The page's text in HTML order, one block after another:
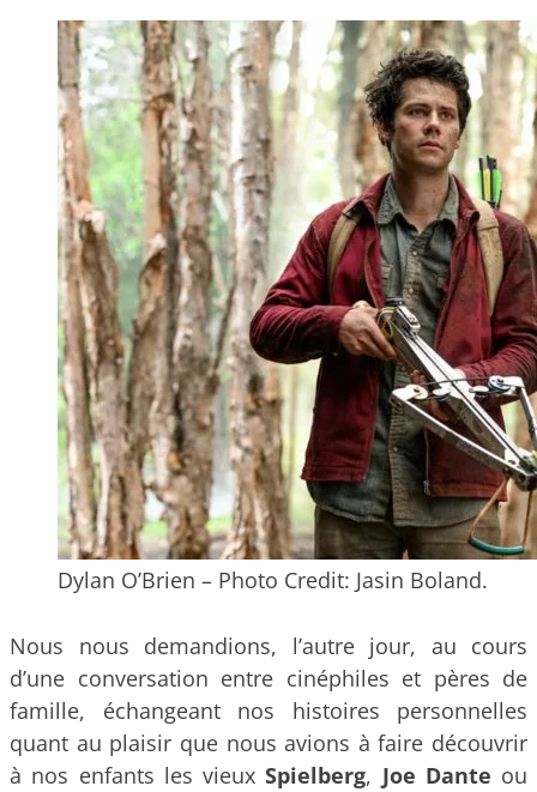
Dylan O’Brien – Photo Credit: Jasin Boland.
Nous nous demandions, l’autre jour, au cours
d’une conversation entre cinéphiles et pères de
famille, échangeant nos histoires personnelles
quant au plaisir que nous avions à faire découvrir
à nos enfants les vieuxSpielberg, Joe Dante ou